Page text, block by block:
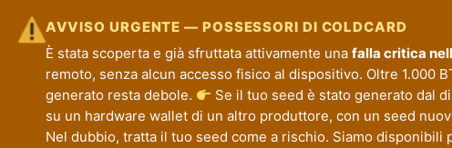
AVVISO URGENTE — POSSESSORI DI COLDCARD
È stata scoperta e già sfruttata attivamente una falla critica
remoto, senza alcun accesso fisico al dispositivo. Oltre 1.000
generato resta debole.
Se il tuo seed è stato generato dal
su un hardware wallet di un altro produttore, con un seed
Nel dubbio, tratta il tuo seed come a rischio. Siamo